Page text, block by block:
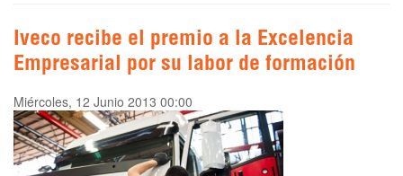
Iveco recibe el premio a la Excelencia
Empresarial por su labor de formación
Miércoles, 12 Junio 2013 00:00